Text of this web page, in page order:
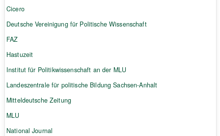
Cicero
Deutsche Vereinigung für Politische Wissenschaft
FAZ
Hastuzeit
Institut für Politikwissenschaft an der MLU
Landeszentrale für politische Bildung Sachsen-Anhalt
Mitteldeutsche Zeitung
MLU
National Journal